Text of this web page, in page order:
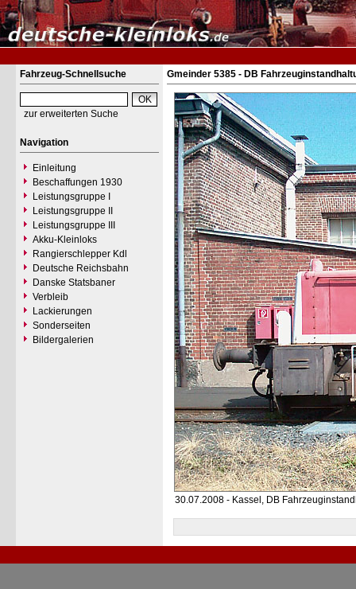
Fahrzeug-Schnellsuche
zur erweiterten Suche
Navigation
Einleitung
Beschaffungen 1930
Leistungsgruppe I
Leistungsgruppe II
Leistungsgruppe III
Akku-Kleinloks
Rangierschlepper Kdl
Deutsche Reichsbahn
Danske Statsbaner
Verbleib
Lackierungen
Sonderseiten
Bildergalerien
Gmeinder 5385 - DB
30.07.2008 - Kassel, DB